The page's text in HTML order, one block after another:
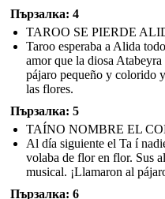
Пързалка: 4
TAROO SE PIERDE
Taroo esperaba a Alida
amor que la diosa
pájaro pequeño y colorido
las flores.
Пързалка: 5
TAÍNO NOMBRE EL
Al día siguiente el Ta í
volaba de flor en flor. Sus
musical. ¡Llamaron al
Пързалка: 6